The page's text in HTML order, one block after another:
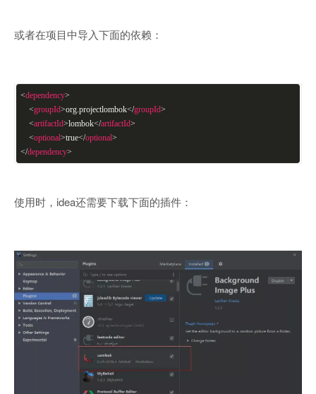
或者在项目中导入下面的依赖：
<dependency>
<groupId>org.projectlombok</groupId>
<artifactId>lombok</artifactId>
<optional>true</optional>
</dependency>
使用时，idea还需要下载下面的插件：